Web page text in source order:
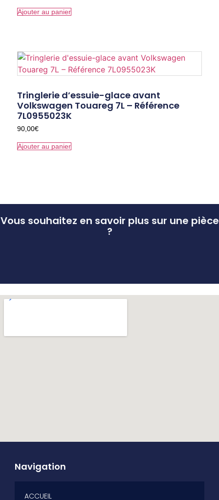
Ajouter au panier
Tringlerie d’essuie-glace avant
Volkswagen Touareg 7L – Référence
7L0955023K
90,00€
Ajouter au panier
Vous souhaitez en savoir plus sur une pièce
?
Navigation
ACCUEIL